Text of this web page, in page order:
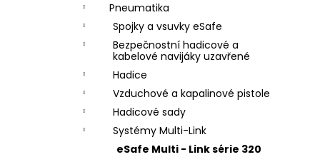
Pneumatika
Spojky a vsuvky eSafe
Bezpečnostní hadicové a
kabelové navijáky uzavřené
Hadice
Vzduchové a kapalinové pistole
Hadicové sady
Systémy Multi-Link
eSafe Multi - Link série 320
RYCHLOSPOJKA ESAFE R 1/2" VNĚJŠÍ